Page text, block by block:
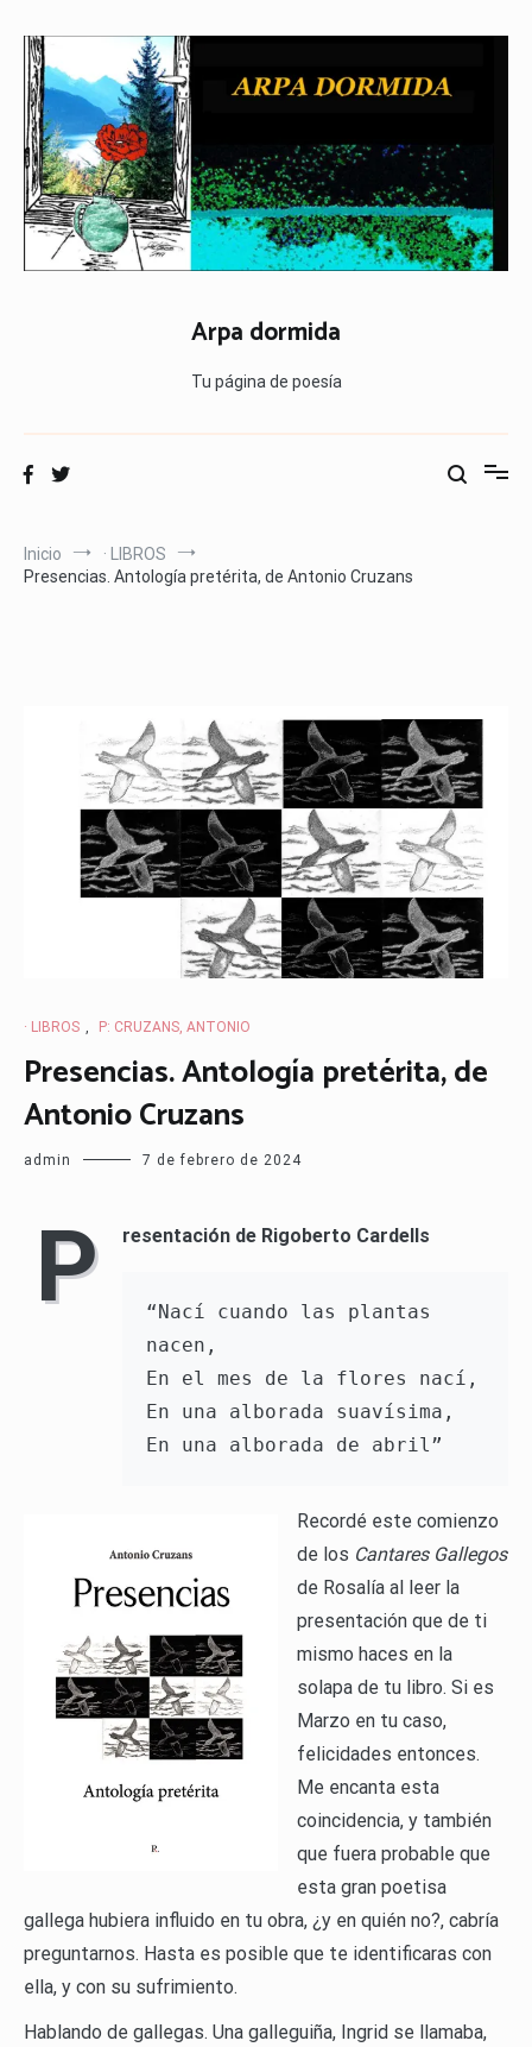
contenido
Arpa dormida
Tu página de poesía
Inicio
· LIBROS
Presencias. Antología pretérita, de Antonio Cruzans
· LIBROS , P: CRUZANS, ANTONIO
Presencias. Antología pretérita, de
Antonio Cruzans
admin 7 de febrero de 2024
P resentación de Rigoberto Cardells
“Nací cuando las plantas
nacen,
En el mes de la flores nací,
En una alborada suavísima,
Recordé este comienzo
de los Cantares Gallegos
de Rosalía al leer la
presentación que de ti
mismo haces en la
solapa de tu libro. Si es
Marzo en tu caso,
felicidades entonces.
Me encanta esta
coincidencia, y también
que fuera probable que
esta gran poetisa
gallega hubiera influido en tu obra, ¿y en quién no?, cabría
preguntarnos. Hasta es posible que te identificaras con
ella, y con su sufrimiento.
Hablando de gallegas. Una galleguiña, Ingrid se llamaba,